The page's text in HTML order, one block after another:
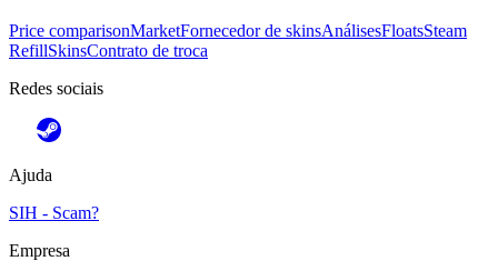
Price comparisonMarketFornecedor de skinsAnálisesFloatsSteam
RefillSkinsContrato de troca
Redes sociais
Ajuda
SIH - Scam?
Empresa